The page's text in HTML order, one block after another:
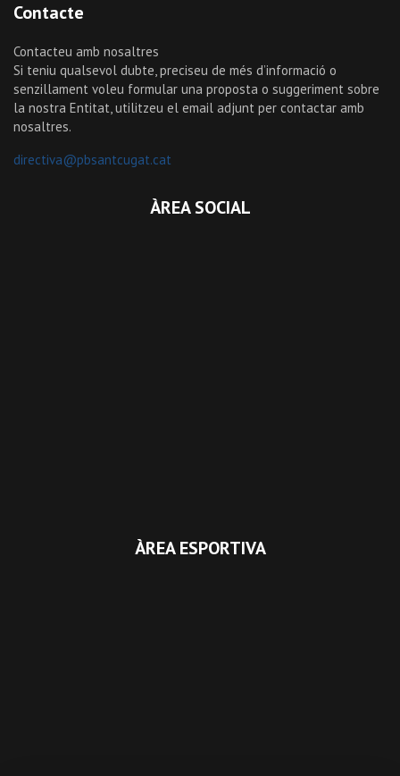
Contacte
Contacteu amb nosaltres
Si teniu qualsevol dubte, preciseu de més d’informació o
senzillament voleu formular una proposta o suggeriment sobre
la nostra Entitat, utilitzeu el email adjunt per contactar amb
nosaltres.
directiva@pbsantcugat.cat
ÀREA SOCIAL
ÀREA ESPORTIVA